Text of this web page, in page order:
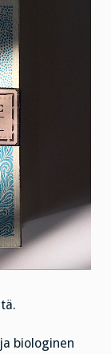
biologinen